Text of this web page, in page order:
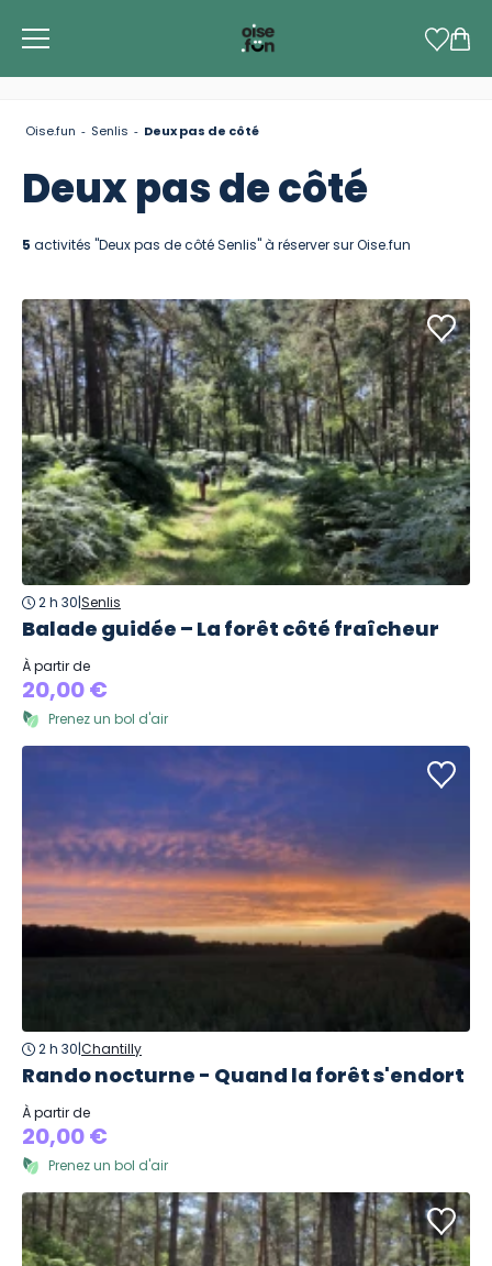
Oise.fun Senlis Deux pas de côté
Deux pas de côté
5 activités "Deux pas de côté Senlis" à réserver sur Oise.fun
2 h 30|Senlis
Balade guidée – La forêt côté fraîcheur
À partir de
20,00 €
Prenez un bol d'air
2 h 30|Chantilly
Rando nocturne - Quand la forêt s'endort
À partir de
20,00 €
Prenez un bol d'air